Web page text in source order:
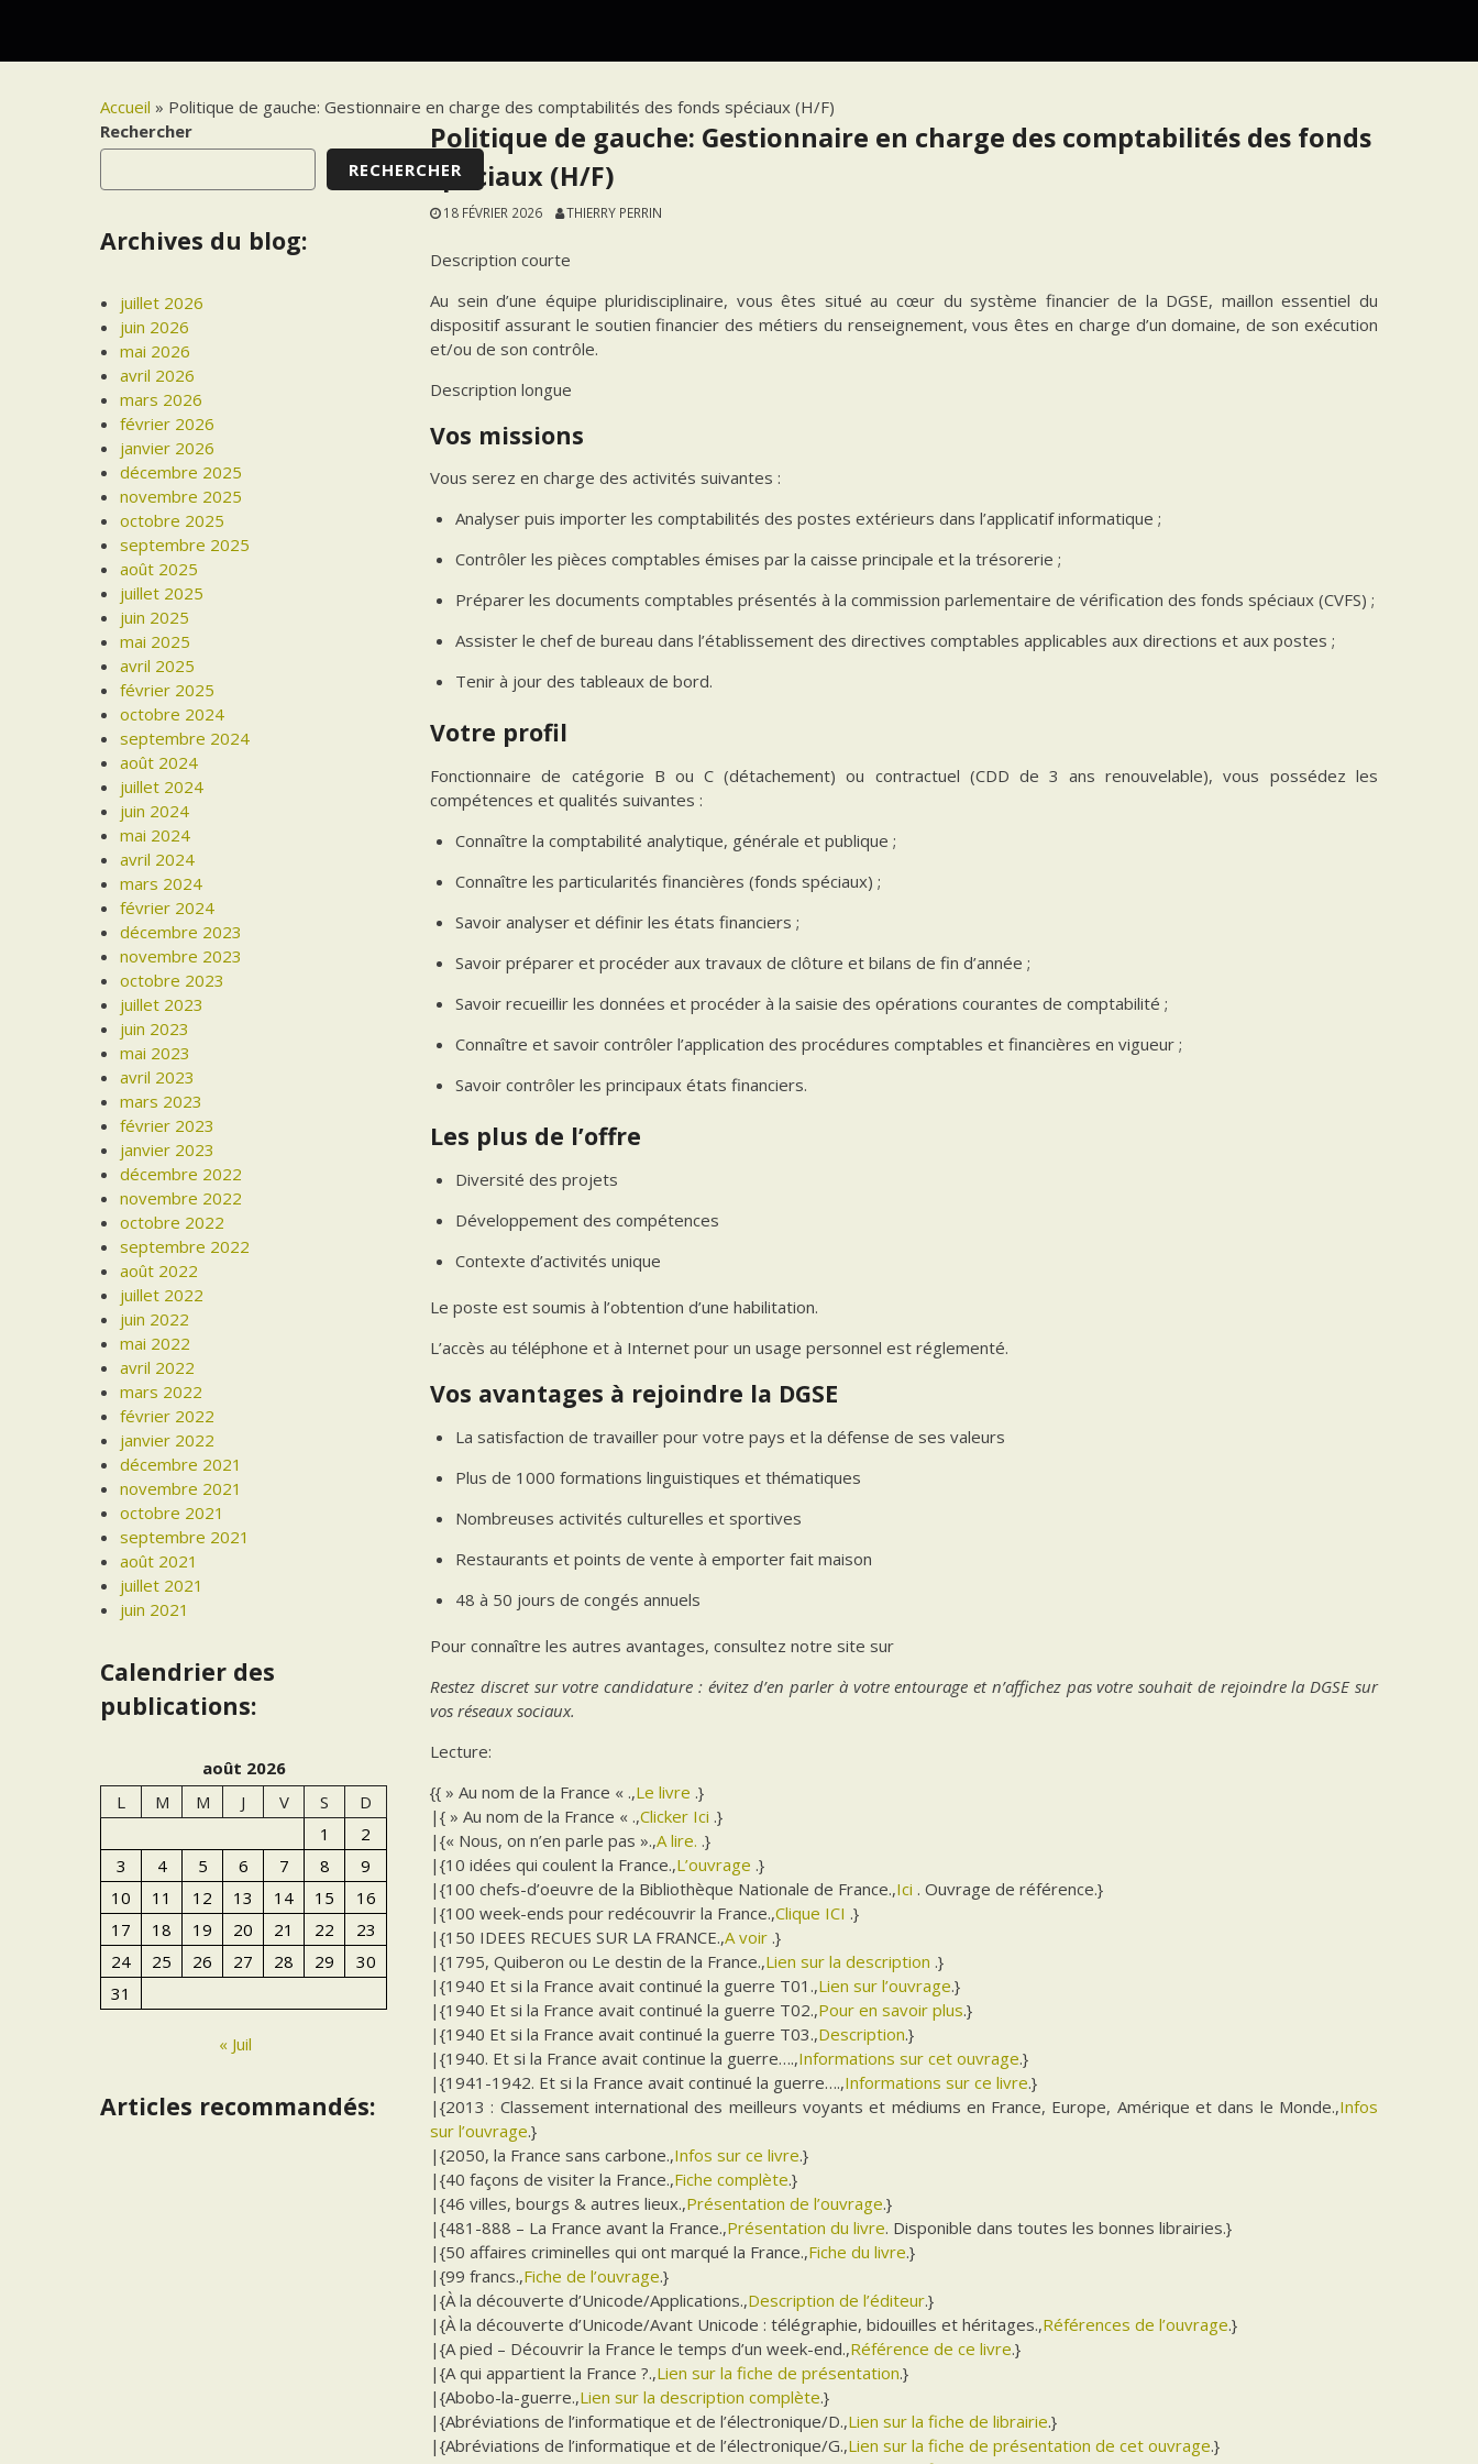
Accueil » Politique de gauche: Gestionnaire en charge des comptabilités des fonds spéciaux (H/F)
Politique de gauche: Gestionnaire en charge des comptabilités des fonds
spéciaux (H/F)
18 FÉVRIER 2026 THIERRY PERRIN
Description courte
Au sein d’une équipe pluridisciplinaire, vous êtes situé au cœur du système financier de la DGSE, maillon essentiel du
dispositif assurant le soutien financier des métiers du renseignement, vous êtes en charge d’un domaine, de son exécution
et/ou de son contrôle.
Description longue
Vos missions
Vous serez en charge des activités suivantes :
Analyser puis importer les comptabilités des postes extérieurs dans l’applicatif informatique ;
Contrôler les pièces comptables émises par la caisse principale et la trésorerie ;
Préparer les documents comptables présentés à la commission parlementaire de vérification des fonds spéciaux (CVFS) ;
Assister le chef de bureau dans l’établissement des directives comptables applicables aux directions et aux postes ;
Tenir à jour des tableaux de bord.
Votre profil
Fonctionnaire de catégorie B ou C (détachement) ou contractuel (CDD de 3 ans renouvelable), vous possédez les
compétences et qualités suivantes :
Connaître la comptabilité analytique, générale et publique ;
Connaître les particularités financières (fonds spéciaux) ;
Savoir analyser et définir les états financiers ;
Savoir préparer et procéder aux travaux de clôture et bilans de fin d’année ;
Savoir recueillir les données et procéder à la saisie des opérations courantes de comptabilité ;
Connaître et savoir contrôler l’application des procédures comptables et financières en vigueur ;
Savoir contrôler les principaux états financiers.
Les plus de l’offre
Diversité des projets
Développement des compétences
Contexte d’activités unique
Le poste est soumis à l’obtention d’une habilitation.
L’accès au téléphone et à Internet pour un usage personnel est réglementé.
Vos avantages à rejoindre la DGSE
La satisfaction de travailler pour votre pays et la défense de ses valeurs
Plus de 1000 formations linguistiques et thématiques
Nombreuses activités culturelles et sportives
Restaurants et points de vente à emporter fait maison
48 à 50 jours de congés annuels
Pour connaître les autres avantages, consultez notre site sur
Restez discret sur votre candidature : évitez d’en parler à votre entourage et n’affichez pas votre souhait de rejoindre la DGSE sur
vos réseaux sociaux.
Lecture:
{{ » Au nom de la France « .,Le livre .}
|{ » Au nom de la France « .,Clicker Ici .}
|{« Nous, on n’en parle pas ».,A lire. .}
|{10 idées qui coulent la France.,L’ouvrage .}
|{100 chefs-d’oeuvre de la Bibliothèque Nationale de France.,Ici . Ouvrage de référence.}
|{100 week-ends pour redécouvrir la France.,Clique ICI .}
|{150 IDEES RECUES SUR LA FRANCE.,A voir .}
|{1795, Quiberon ou Le destin de la France.,Lien sur la description .}
|{1940 Et si la France avait continué la guerre T01.,Lien sur l’ouvrage.}
|{1940 Et si la France avait continué la guerre T02.,Pour en savoir plus.}
|{1940 Et si la France avait continué la guerre T03.,Description.}
|{1940. Et si la France avait continue la guerre….,Informations sur cet ouvrage.}
|{1941-1942. Et si la France avait continué la guerre….,Informations sur ce livre.}
|{2013 : Classement international des meilleurs voyants et médiums en France, Europe, Amérique et dans le Monde.,Infos
sur l’ouvrage.}
|{2050, la France sans carbone.,Infos sur ce livre.}
|{40 façons de visiter la France.,Fiche complète.}
|{46 villes, bourgs & autres lieux.,Présentation de l’ouvrage.}
|{481-888 – La France avant la France.,Présentation du livre. Disponible dans toutes les bonnes librairies.}
|{50 affaires criminelles qui ont marqué la France.,Fiche du livre.}
|{99 francs.,Fiche de l’ouvrage.}
|{À la découverte d’Unicode/Applications.,Description de l’éditeur.}
|{À la découverte d’Unicode/Avant Unicode : télégraphie, bidouilles et héritages.,Références de l’ouvrage.}
|{A pied – Découvrir la France le temps d’un week-end.,Référence de ce livre.}
|{A qui appartient la France ?.,Lien sur la fiche de présentation.}
|{Abobo-la-guerre.,Lien sur la description complète.}
|{Abréviations de l’informatique et de l’électronique/D.,Lien sur la fiche de librairie.}
|{Abréviations de l’informatique et de l’électronique/G.,Lien sur la fiche de présentation de cet ouvrage.}
Rechercher
RECHERCHER
Archives du blog:
juillet 2026
juin 2026
mai 2026
avril 2026
mars 2026
février 2026
janvier 2026
décembre 2025
novembre 2025
octobre 2025
septembre 2025
août 2025
juillet 2025
juin 2025
mai 2025
avril 2025
février 2025
octobre 2024
septembre 2024
août 2024
juillet 2024
juin 2024
mai 2024
avril 2024
mars 2024
février 2024
décembre 2023
novembre 2023
octobre 2023
juillet 2023
juin 2023
mai 2023
avril 2023
mars 2023
février 2023
janvier 2023
décembre 2022
novembre 2022
octobre 2022
septembre 2022
août 2022
juillet 2022
juin 2022
mai 2022
avril 2022
mars 2022
février 2022
janvier 2022
décembre 2021
novembre 2021
octobre 2021
septembre 2021
août 2021
juillet 2021
juin 2021
Calendrier des
publications:
août 2026
L
M M J V S
D
1
2
3
4 5 6 7 8
9
10
11 12 13 14 15
16
17
18 19 20 21 22
23
24
25 26 27 28 29
30
31
« Juil
Articles recommandés: